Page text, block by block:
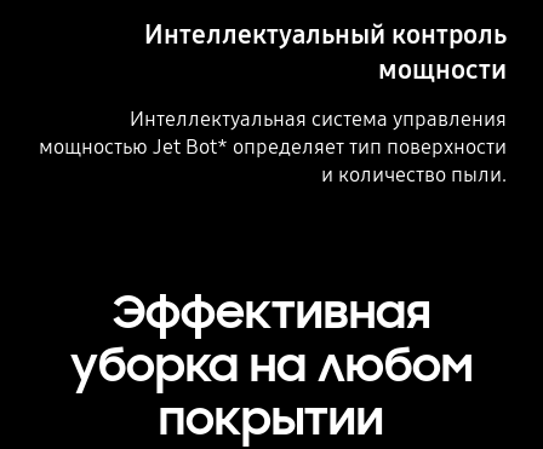
Интеллектуальный контроль
мощности
Интеллектуальная система управления
мощностью Jet Bot* определяет тип поверхности
и количество пыли.
Эффективная
уборка на любом
покрытии